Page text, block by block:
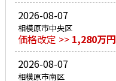
2026-08-07
相模原市中央区
価格改定 >> 1,280万円
2026-08-07
相模原市南区